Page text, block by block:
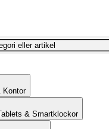
Kontor
& Smartklockor